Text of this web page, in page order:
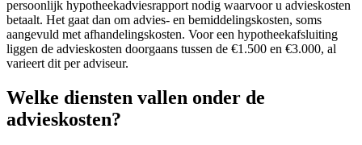
persoonlijk hypotheekadviesrapport nodig waarvoor u advieskosten
betaalt. Het gaat dan om advies- en bemiddelingskosten, soms
aangevuld met afhandelingskosten. Voor een hypotheekafsluiting
liggen de advieskosten doorgaans tussen de €1.500 en €3.000, al
varieert dit per adviseur.
Welke diensten vallen onder de
advieskosten?